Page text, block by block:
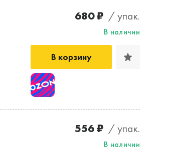
680 ₽ / упак.
В наличии
В корзину
556 ₽ / упак.
В наличии